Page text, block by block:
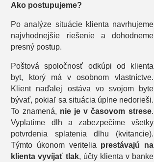
Ako postupujeme?
Po analýze situácie klienta navrhujeme
najvhodnejšie riešenie a dohodneme
presný postup.
Poštová spoločnosť odkúpi od klienta
byt, ktorý má v osobnom vlastníctve.
Klient naďalej ostáva vo svojom byte
bývať, pokiaľ sa situácia úplne nedorieši.
To znamená, nie je v časovom strese.
Vyplatíme dlh a zabezpečíme všetky
potvrdenia splatenia dlhu (kvitancie).
Týmto úkonom veritelia prestávajú na
klienta vyvíjať tlak, účty klienta v banke